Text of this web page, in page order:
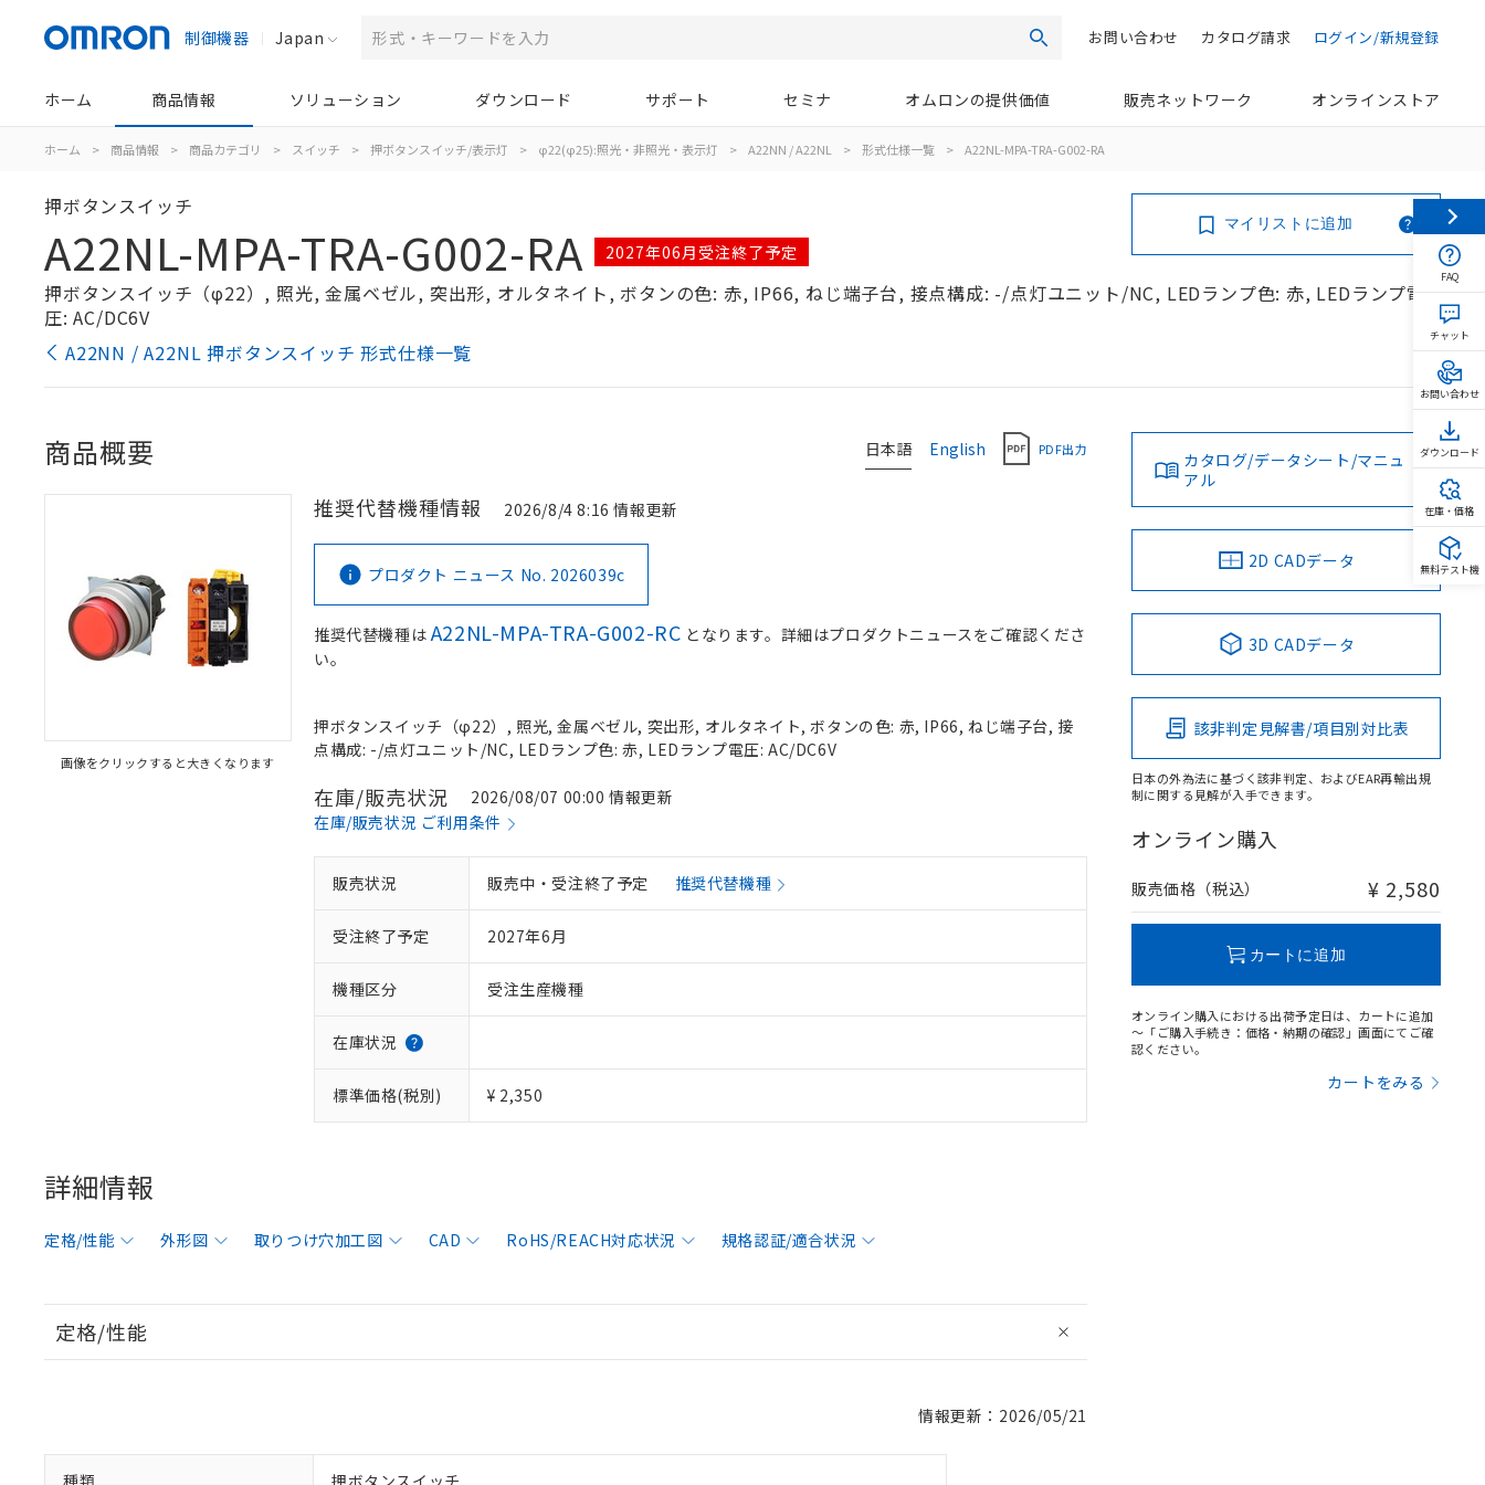
制御機器 Japan 検索 ログイン/新規登録
カタログ請求
お問い合わせ
ホーム 商品情報 ソリューション ダウンロード サポート セミナ オムロンの提供価値 販売ネットワーク オンラインストア
ホーム > 商品情報 > 商品カテゴリ > スイッチ > 押ボタンスイッチ/表示灯 > φ22(φ25):照光・非照光・表示灯 > A22NN / A22NL > 形式仕様一覧 > A22NL-MPA-TRA-G002-RA
押ボタンスイッチ
A22NL-MPA-TRA-G002-RA 2027年06月受注終了予定
押ボタンスイッチ（φ22）, 照光, 金属ベゼル, 突出形, オルタネイト, ボタンの色: 赤, IP66, ねじ端子台, 接点構成: -/点灯ユニット/NC, LEDランプ色: 赤, LEDランプ電
圧: AC/DC6V
A22NN / A22NL 押ボタンスイッチ 形式仕様一覧
マイリストに追加
日本語 English PDF出力
商品概要
画像をクリックすると大きくなります
推奨代替機種情報 2026/8/4 8:16 情報更新
プロダクト ニュース No. 2026039c
推奨代替機種はA22NL-MPA-TRA-G002-RC となります。詳細はプロダクトニュースをご確認くださ
い。
押ボタンスイッチ（φ22）, 照光, 金属ベゼル, 突出形, オルタネイト, ボタンの色: 赤, IP66, ねじ端子台, 接
点構成: -/点灯ユニット/NC, LEDランプ色: 赤, LEDランプ電圧: AC/DC6V
在庫/販売状況
2026/08/07 00:00 情報更新
在庫/販売状況 ご利用条件
販売状況 販売中・受注終了予定 推奨代替機種
受注終了予定 2027年6月
機種区分 受注生産機種
在庫状況
標準価格(税別) ¥ 2,350
詳細情報
定格/性能 外形図 取りつけ穴加工図 CAD RoHS/REACH対応状況 規格認証/適合状況
定格/性能
情報更新：2026/05/21
種類 押ボタンスイッチ
カタログ/データシート/マニュ
アル
2D CADデータ
3D CADデータ
該非判定見解書/項目別対比表
日本の外為法に基づく該非判定、およびEAR再輸出規
制に関する見解が入手できます。
オンライン購入
販売価格（税込） ¥ 2,580
カートに追加
オンライン購入における出荷予定日は、カートに追加
～「ご購入手続き：価格・納期の確認」画面にてご確
認ください。
カートをみる
FAQ
チャット
お問い合わせ
ダウンロード
在庫・価格
無料テスト機